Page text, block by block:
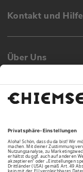
Kontakt und Hilfe
Über Uns
Family
Unsere Vorteile